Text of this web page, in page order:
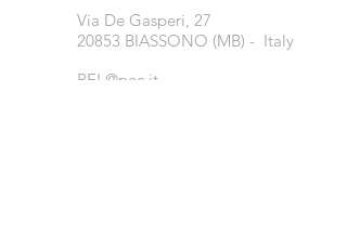
Via De Gasperi, 27
20853 BIASSONO (MB) - Italy
REL@pec.it